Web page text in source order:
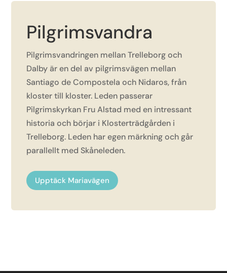
Pilgrimsvandra
Pilgrimsvandringen mellan Trelleborg och
Dalby är en del av pilgrimsvägen mellan
Santiago de Compostela och Nidaros, från
kloster till kloster. Leden passerar
Pilgrimskyrkan Fru Alstad med en intressant
historia och börjar i Klosterträdgården i
Trelleborg. Leden har egen märkning och går
parallellt med Skåneleden.
Upptäck Mariavägen